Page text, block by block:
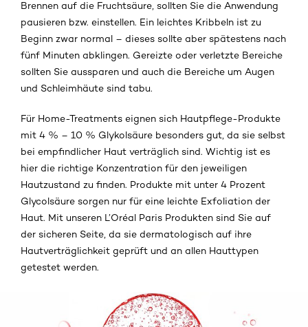
Brennen auf die Fruchtsäure, sollten Sie die Anwendung
pausieren bzw. einstellen. Ein leichtes Kribbeln ist zu
Beginn zwar normal – dieses sollte aber spätestens nach
fünf Minuten abklingen. Gereizte oder verletzte Bereiche
sollten Sie aussparen und auch die Bereiche um Augen
und Schleimhäute sind tabu.
Für Home-Treatments eignen sich Hautpflege-Produkte
mit 4 % – 10 % Glykolsäure besonders gut, da sie selbst
bei empfindlicher Haut verträglich sind. Wichtig ist es
hier die richtige Konzentration für den jeweiligen
Hautzustand zu finden. Produkte mit unter 4 Prozent
Glycolsäure sorgen nur für eine leichte Exfoliation der
Haut. Mit unseren L’Oréal Paris Produkten sind Sie auf
der sicheren Seite, da sie dermatologisch auf ihre
Hautverträglichkeit geprüft und an allen Hauttypen
getestet werden.